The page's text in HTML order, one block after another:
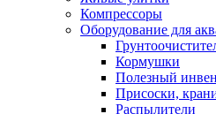
Компрессоры
Оборудование для
Кормушки
Полезный
Присоски,
Распылители